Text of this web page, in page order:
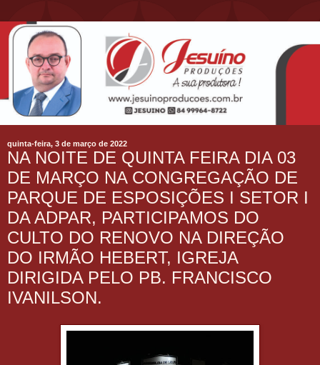
quinta-feira, 3 de março de 2022
NA NOITE DE QUINTA FEIRA DIA 03
DE MARÇO NA CONGREGAÇÃO DE
PARQUE DE ESPOSIÇÕES I SETOR I
DA ADPAR, PARTICIPAMOS DO
CULTO DO RENOVO NA DIREÇÃO
DO IRMÃO HEBERT, IGREJA
DIRIGIDA PELO PB. FRANCISCO
IVANILSON.